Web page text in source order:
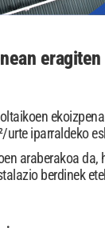
iparraldeko
araberakoa
berdinek